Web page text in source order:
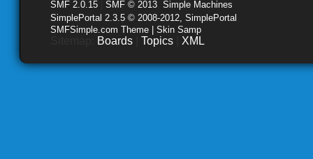
SMF 2.0.15 SMF © 2013 Simple Machines
SimplePortal 2.3.5 © 2008-2012, SimplePortal
SMFSimple.com Theme | Skin Samp
Boards Topics XML